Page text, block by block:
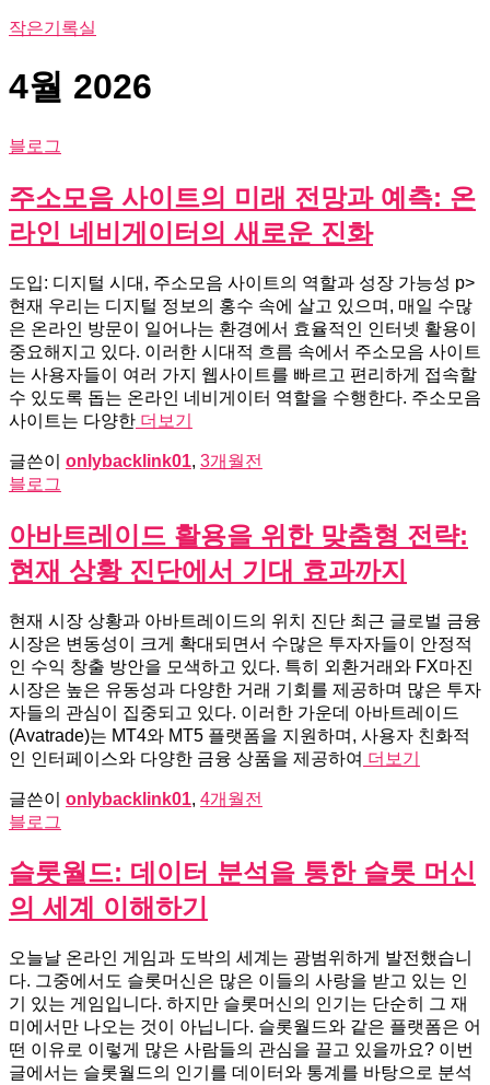
작은기록실
4월 2026
블로그
주소모음 사이트의 미래 전망과 예측: 온
라인 네비게이터의 새로운 진화
도입: 디지털 시대, 주소모음 사이트의 역할과 성장 가능성 p>
현재 우리는 디지털 정보의 홍수 속에 살고 있으며, 매일 수많
은 온라인 방문이 일어나는 환경에서 효율적인 인터넷 활용이
중요해지고 있다. 이러한 시대적 흐름 속에서 주소모음 사이트
는 사용자들이 여러 가지 웹사이트를 빠르고 편리하게 접속할
수 있도록 돕는 온라인 네비게이터 역할을 수행한다. 주소모음
사이트는 다양한 더보기
글쓴이 onlybacklink01, 3개월전
블로그
아바트레이드 활용을 위한 맞춤형 전략:
현재 상황 진단에서 기대 효과까지
현재 시장 상황과 아바트레이드의 위치 진단 최근 글로벌 금융
시장은 변동성이 크게 확대되면서 수많은 투자자들이 안정적
인 수익 창출 방안을 모색하고 있다. 특히 외환거래와 FX마진
시장은 높은 유동성과 다양한 거래 기회를 제공하며 많은 투자
자들의 관심이 집중되고 있다. 이러한 가운데 아바트레이드
(Avatrade)는 MT4와 MT5 플랫폼을 지원하며, 사용자 친화적
인 인터페이스와 다양한 금융 상품을 제공하여 더보기
글쓴이 onlybacklink01, 4개월전
블로그
슬롯월드: 데이터 분석을 통한 슬롯 머신
의 세계 이해하기
오늘날 온라인 게임과 도박의 세계는 광범위하게 발전했습니
다. 그중에서도 슬롯머신은 많은 이들의 사랑을 받고 있는 인
기 있는 게임입니다. 하지만 슬롯머신의 인기는 단순히 그 재
미에서만 나오는 것이 아닙니다. 슬롯월드와 같은 플랫폼은 어
떤 이유로 이렇게 많은 사람들의 관심을 끌고 있을까요? 이번
글에서는 슬롯월드의 인기를 데이터와 통계를 바탕으로 분석